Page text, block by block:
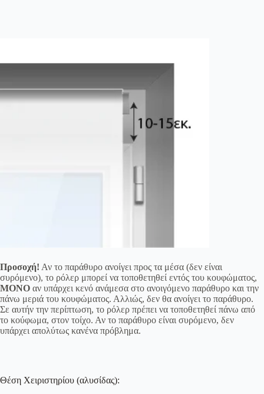
Προσοχή! Αν το παράθυρο ανοίγει προς τα μέσα (δεν είναι
συρόμενο), το ρόλερ μπορεί να τοποθετηθεί εντός του κουφώματος,
ΜΟΝΟ αν υπάρχει κενό ανάμεσα στο ανοιγόμενο παράθυρο και την
πάνω μεριά του κουφώματος. Αλλιώς, δεν θα ανοίγει το παράθυρο.
Σε αυτήν την περίπτωση, το ρόλερ πρέπει να τοποθετηθεί πάνω από
το κούφωμα, στον τοίχο. Αν το παράθυρο είναι συρόμενο, δεν
υπάρχει απολύτως κανένα πρόβλημα.
Θέση Χειριστηρίου (αλυσίδας):